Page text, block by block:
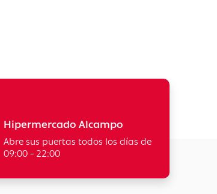
Hipermercado Alcampo
Abre sus puertas todos los días de
09:00 - 22:00